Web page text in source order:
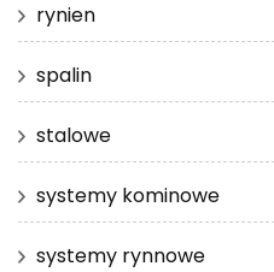
rynien
spalin
stalowe
systemy kominowe
systemy rynnowe